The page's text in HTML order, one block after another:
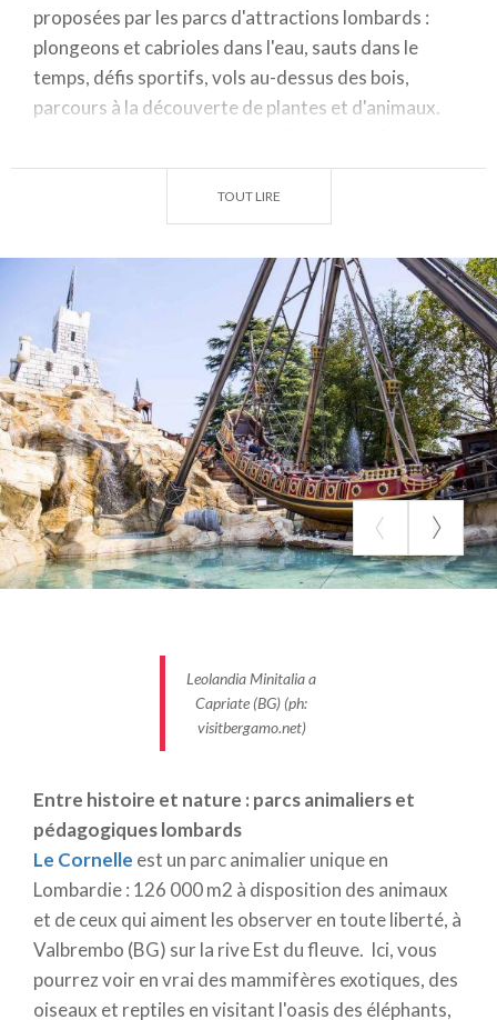
proposées par les parcs d'attractions lombards :
plongeons et cabrioles dans l'eau, sauts dans le
temps, défis sportifs, vols au-dessus des bois,
parcours à la découverte de plantes et d'animaux.
d'attractions à visiter absolument en Lombardie.
Le parc d'attractions le plus célèbre de Lombardie
est certainement
Leolandia Minitaliade Capriate
(BG). C'est aussi le plus ancien : il accueille en effet
depuis 1971 la Minitalie : 160 monuments de notre
pays reproduits en miniature (du Dôme de Milan au
Palais Royal de Caserte). Aujourd'hui, Leolandia est
un parc à thème destiné à toute la famille, avec40
attractions, des manèges, des spectacles avec des
pirates, des cow-boys et des personnages de
dessins animés, une ferme pédagogique, un
aquarium et un vivarium.
Détente au frais, sport, attractions : les parcs
aquatiques de Lombardie proposent aujourd'hui
bien plus que des plongeons et de la natation. Au
des trois piscines de l'Acquapark (dont le bassin
Lagon de 900 m2, avec bains à remous et geysers),
vous trouverez des jeux aquatiques et un parc pour
enfants, des espaces bien-être, des terrains de foot
et bien d'autres attractions : beach volley, minigolf,
basket, ping-pong sans oublier le Parc d'Aventure
avec 5 parcours dans les arbres, des parcours en
quads, en vélos électriques et en canoës (plan).
TOUT LIRE
Leolandia Minitalia a
Capriate (BG) (ph:
visitbergamo.net)
Entre histoire et nature : parcs animaliers et
pédagogiques lombards
Le Cornelle est un parc animalier unique en
Lombardie : 126 000 m2 à disposition des animaux
et de ceux qui aiment les observer en toute liberté, à
Valbrembo (BG) sur la rive Est du fleuve. Ici, vous
pourrez voir en vrai des mammifères exotiques, des
oiseaux et reptiles en visitant l'oasis des éléphants,